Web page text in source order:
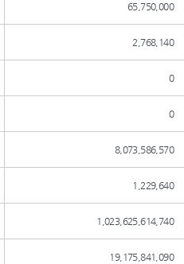
65,750,000
2,768,140
0
0
8,073,586,570
1,229,640
1,023,625,614,740
19,175,841,090